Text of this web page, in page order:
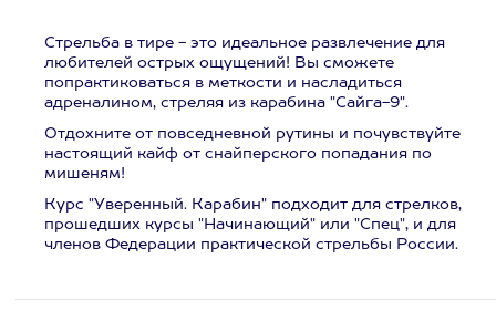
Стрельба в тире - это идеальное развлечение для
любителей острых ощущений! Вы сможете
попрактиковаться в меткости и насладиться
адреналином, стреляя из карабина "Сайга-9".
Отдохните от повседневной рутины и почувствуйте
настоящий кайф от снайперского попадания по
мишеням!
Курс "Уверенный. Карабин" подходит для стрелков,
прошедших курсы "Начинающий" или "Спец", и для
членов Федерации практической стрельбы России.